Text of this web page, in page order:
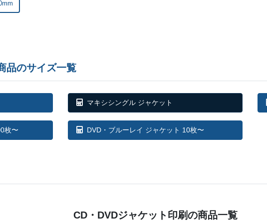
品のサイズ一覧
マキシシングル ジャケット
枚〜 DVD・ブルーレイ ジャケット 10枚〜
CD・DVDジャケット印刷の商品一覧